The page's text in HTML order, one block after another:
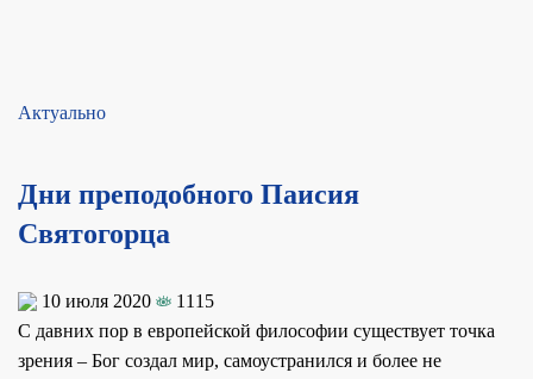
Актуально
Дни преподобного Паисия
Святогорца
10 июля 2020
1115
С давних пор в европейской философии существует точка
зрения – Бог создал мир, самоустранился и более не